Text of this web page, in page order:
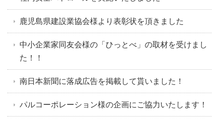
鹿児島県建設業協会様より表彰状を頂きました
中小企業家同友会様の「ひっとべ」の取材を受けまし
た！！
南日本新聞に落成広告を掲載して貰いました！
パルコーポレーション様の企画にご協力いたします！